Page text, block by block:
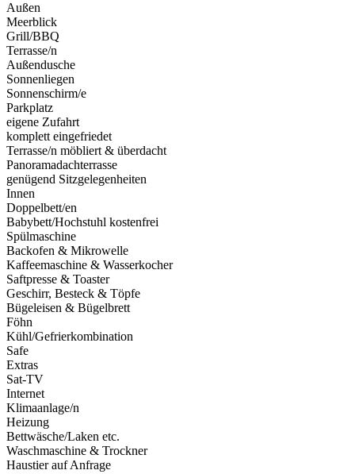
Außen
Meerblick
Grill/BBQ
Terrasse/n
Außendusche
Sonnenliegen
Sonnenschirm/e
Parkplatz
eigene Zufahrt
komplett eingefriedet
Terrasse/n möbliert & überdacht
Panoramadachterrasse
genügend Sitzgelegenheiten
Innen
Doppelbett/en
Babybett/Hochstuhl kostenfrei
Spülmaschine
Backofen & Mikrowelle
Kaffeemaschine & Wasserkocher
Saftpresse & Toaster
Geschirr, Besteck & Töpfe
Bügeleisen & Bügelbrett
Föhn
Kühl/Gefrierkombination
Safe
Extras
Sat-TV
Internet
Klimaanlage/n
Heizung
Bettwäsche/Laken etc.
Waschmaschine & Trockner
Haustier auf Anfrage